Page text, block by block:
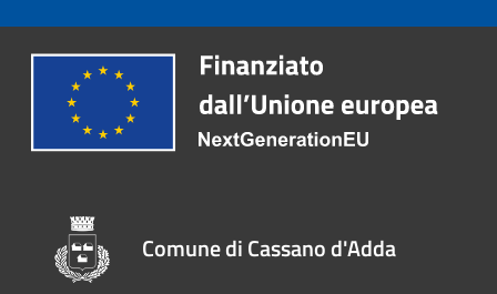
Comune di Cassano d'Adda